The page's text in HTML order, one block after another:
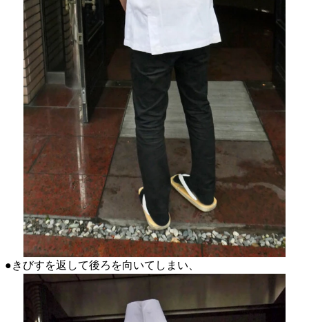
●きびすを返して後ろを向いてしまい、